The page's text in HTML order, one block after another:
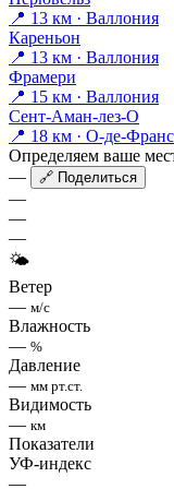
📍 13 км · Валлония
Кареньон
📍 13 км · Валлония
Фрамери
📍 15 км · Валлония
Сент-Аман-лез-О
📍 18 км · О-де-Франс
Определяем ваше
—
🔗 Поделиться
—
—
—
🌤
Ветер
— м/с
Влажность
— %
Давление
— мм рт.ст.
Видимость
— км
Показатели
УФ-индекс
—